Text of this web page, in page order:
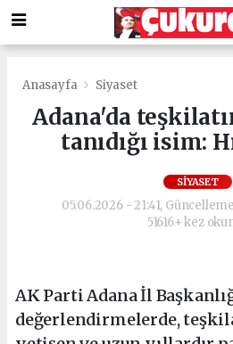
Anasayfa Siyaset
Adana'da
tanıdığı isim:
SIYASET
05.06.2026 - 21:41,
51616+ kez
AK Parti Adana İl
değerlendirmelerde,